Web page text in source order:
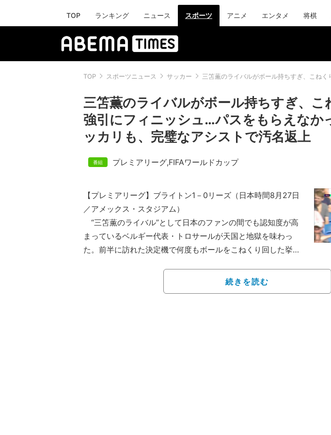
TOP ランキング ニュース スポーツ アニメ エンタメ 将棋
TOP スポーツニュース サッカー 三笘薫のライバルがボール持ちすぎ、こね
三笘薫のライバルがボール持ちすぎ、こ
強引にフィニッシュ…パスをもらえなか
ッカリも、完璧なアシストで汚名返上
プレミアリーグ,FIFAワールドカップ
【プレミアリーグ】ブライトン1－0リーズ（日本時間8月27日
／アメックス・スタジアム）
“三笘薫のライバル”として日本のファンの間でも認知度が高
まっているベルギー代表・トロサールが天国と地獄を味わっ
た。前半に訪れた決定機で何度もボールをこねくり回した挙
かった味方はガッカリ。コメント欄でも「持ちすぎ」「なにや
っとんねん」とツッコミがあふれた。
続きを読む